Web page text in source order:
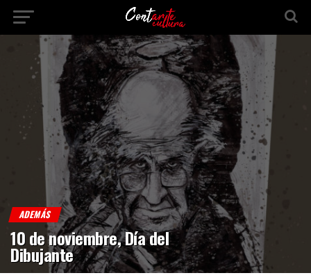
ADEMÁS
10 de noviembre, Día del
Dibujante